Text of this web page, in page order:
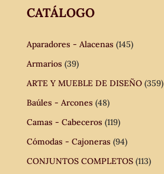
CATÁLOGO
Aparadores - Alacenas (145)
Armarios (39)
ARTE Y MUEBLE DE DISEÑO (359)
Baúles - Arcones (48)
Camas - Cabeceros (119)
Cómodas - Cajoneras (94)
CONJUNTOS COMPLETOS (113)